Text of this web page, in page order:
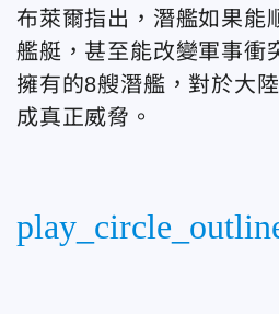
布萊爾指出，潛艦如果能
艦艇，甚至能改變軍事衝
擁有的8艘潛艦，對於大
成真正威脅。